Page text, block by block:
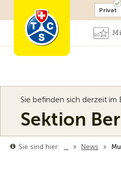
MitgliedPrivat
Sie befinden sich derzeit im
Sektion
Sie sind hier: … » News »